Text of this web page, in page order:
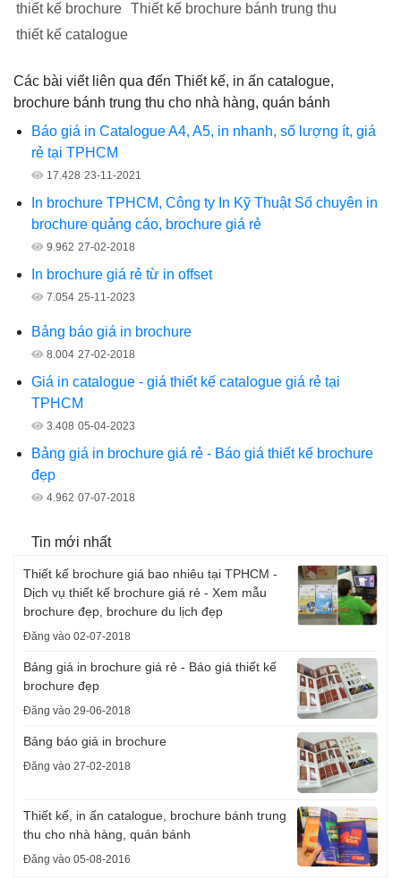
thiết kế brochure Thiết kế brochure bánh trung thu
thiết kế catalogue
Các bài viết liên qua đến Thiết kế, in ấn catalogue,
brochure bánh trung thu cho nhà hàng, quán bánh
Báo giá in Catalogue A4, A5, in nhanh, số lượng ít, giá
rẻ tại TPHCM
17.428 23-11-2021
In brochure TPHCM, Công ty In Kỹ Thuật Số chuyên in
brochure quảng cáo, brochure giá rẻ
9.962 27-02-2018
In brochure giá rẻ từ in offset
7.054 25-11-2023
Bảng báo giá in brochure
8.004 27-02-2018
Giá in catalogue - giá thiết kế catalogue giá rẻ tại
TPHCM
3.408 05-04-2023
Bảng giá in brochure giá rẻ - Báo giá thiết kế brochure
đẹp
4.962 07-07-2018
Tin mới nhất
Thiết kế brochure giá bao nhiêu tại TPHCM -
Dịch vụ thiết kế brochure giá rẻ - Xem mẫu
brochure đẹp, brochure du lịch đẹp
Đăng vào 02-07-2018
Bảng giá in brochure giá rẻ - Báo giá thiết kế
brochure đẹp
Đăng vào 29-06-2018
Bảng báo giá in brochure
Đăng vào 27-02-2018
Thiết kế, in ấn catalogue, brochure bánh trung
thu cho nhà hàng, quán bánh
Đăng vào 05-08-2016